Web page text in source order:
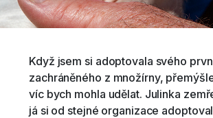
Když jsem si adoptovala svého
zachráněného z množírny,
víc bych mohla udělat. Julinka
já si od stejné organizace